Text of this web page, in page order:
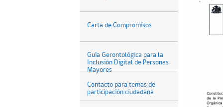
Carta de Compromisos
Guía Gerontológica para la
Inclusión Digital de Personas
Mayores
Contacto para temas de
participación ciudadana